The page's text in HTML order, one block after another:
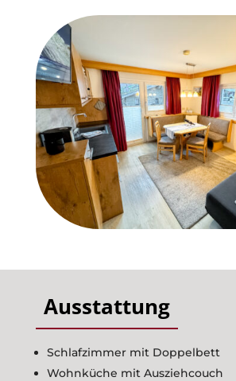
Appartements
Aktivitäten
Anfragen
Buchen
Kontakt
Ausstattung
Schlafzimmer mit Doppelbett
Wohnküche mit Ausziehcouch